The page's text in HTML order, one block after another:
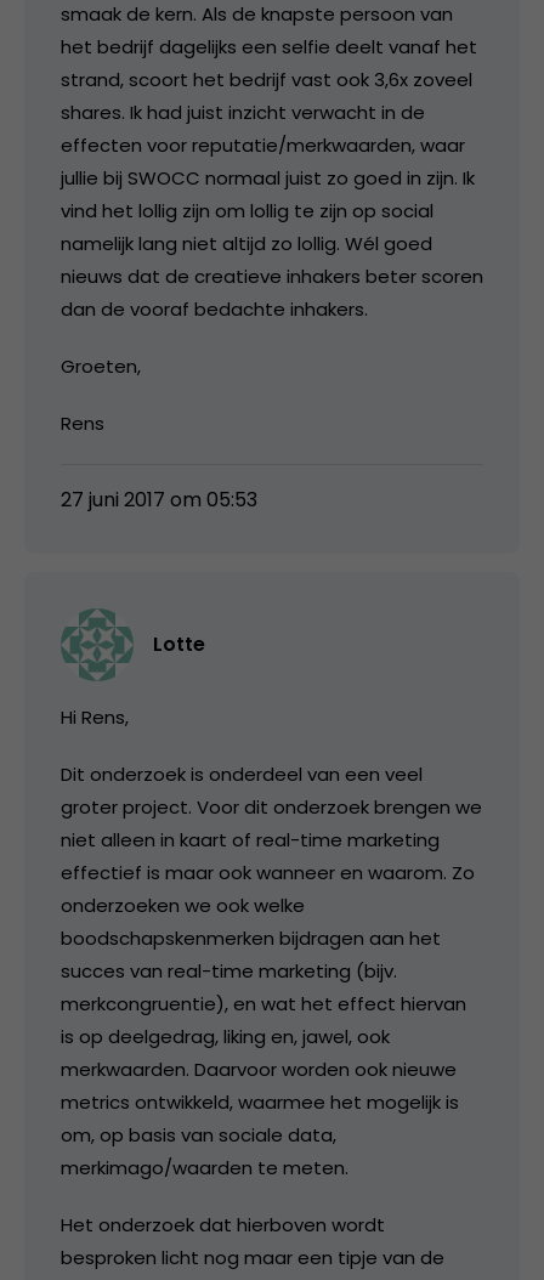
smaak de kern. Als de knapste persoon van
het bedrijf dagelijks een selfie deelt vanaf het
strand, scoort het bedrijf vast ook 3,6x zoveel
shares. Ik had juist inzicht verwacht in de
effecten voor reputatie/merkwaarden, waar
jullie bij SWOCC normaal juist zo goed in zijn. Ik
vind het lollig zijn om lollig te zijn op social
namelijk lang niet altijd zo lollig. Wél goed
nieuws dat de creatieve inhakers beter scoren
dan de vooraf bedachte inhakers.
Groeten,
Rens
27 juni 2017 om 05:53
Lotte
Hi Rens,
Dit onderzoek is onderdeel van een veel
groter project. Voor dit onderzoek brengen we
niet alleen in kaart of real-time marketing
effectief is maar ook wanneer en waarom. Zo
onderzoeken we ook welke
boodschapskenmerken bijdragen aan het
succes van real-time marketing (bijv.
merkcongruentie), en wat het effect hiervan
is op deelgedrag, liking en, jawel, ook
merkwaarden. Daarvoor worden ook nieuwe
metrics ontwikkeld, waarmee het mogelijk is
om, op basis van sociale data,
merkimago/waarden te meten.
Het onderzoek dat hierboven wordt
besproken licht nog maar een tipje van de